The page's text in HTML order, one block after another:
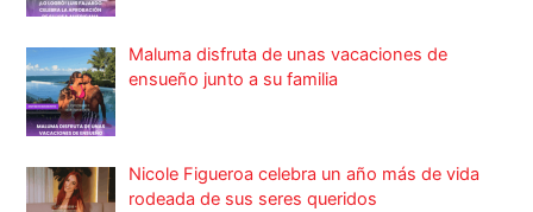
Maluma disfruta de unas vacaciones de
ensueño junto a su familia
Nicole Figueroa celebra un año más de vida
rodeada de sus seres queridos